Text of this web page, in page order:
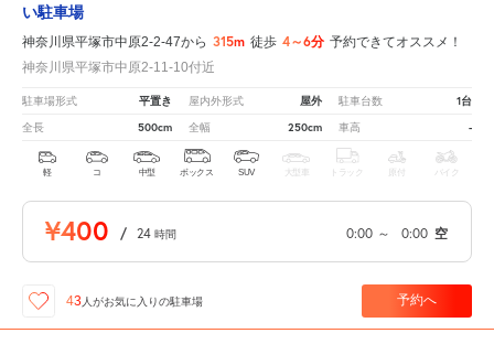
い駐車場
神奈川県平塚市中原2-2-47から 315m 徒歩 4～6分 予約できてオススメ！
神奈川県平塚市中原2-11-10付近
駐車場形式 平置き 屋内外形式 屋外 駐車台数 1台
全長 500cm 全幅 250cm 車高 -
軽 コ 中型 ボックス SUV 大型車 トラック 原付 バイク
¥400 / 24 時間 0:00 ～ 0:00 空
43 人がお気に入りの駐車場 予約へ